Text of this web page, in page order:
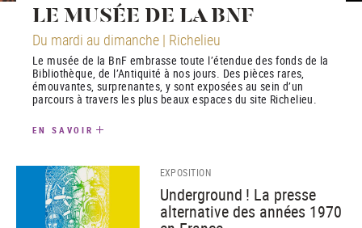
LE MUSÉE DE LA BNF
Du mardi au dimanche | Richelieu
Le musée de la BnF embrasse toute l’étendue des fonds de la
Bibliothèque, de l’Antiquité à nos jours. Des pièces rares,
émouvantes, surprenantes, y sont exposées au sein d’un
parcours à travers les plus beaux espaces du site Richelieu.
EN SAVOIR
EXPOSITION
Underground ! La presse
alternative des années 1970